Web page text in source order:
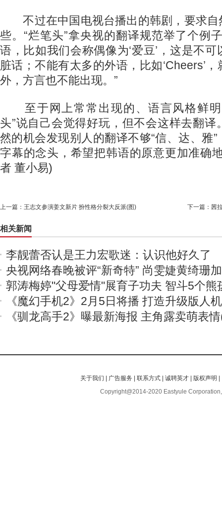
不过在中国电视台播出的韩剧，要求自
些。“烂笔头”拿央视的翻译规范举了个例
语，比如我们会称偶像为‘爱豆’，这是不
脏话；不能有太多的外语，比如‘Cheers’
外，方言也不能出现。”
至于网上常常出现的、语言风格鲜明
头”说自己会觉得好玩，但不会这样去翻译
然的机会发现别人的翻译不够“信、达、雅
字幕的念头，希望把韩语的原意更加准确
者 董小易)
上一篇： 王志文参演姜文新片 扮性格分裂大反派(图) 下一篇： 茜
相关新闻
李靓蕾否认是王力宏歌迷：认识他好久了
央视网络春晚被评“新奇特” 尚雯婕黄绮珊
郭涛梅婷"父母爱情"展育子功夫 智斗5个熊
《魔幻手机2》2月5日将播 打造升级版人
《驯龙高手2》曝最新海报 主角露卖萌表
关于我们 广告服务 |联系方式 |诚聘英才 版权声明
Copyright@2014-2020 Eastyule